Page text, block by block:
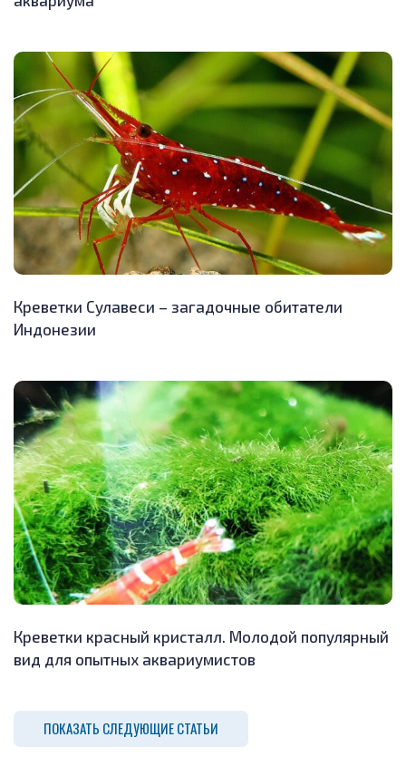
Креветки Сулавеси – загадочные обитатели
Индонезии
Креветки красный кристалл. Молодой популярный
вид для опытных аквариумистов
ПОКАЗАТЬ СЛЕДУЮЩИЕ СТАТЬИ